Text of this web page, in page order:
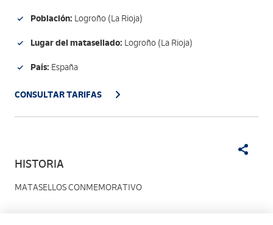
Población: Logroño (La Rioja)
Lugar del matasellado: Logroño (La Rioja)
País: España
CONSULTAR TARIFAS
HISTORIA
MATASELLOS CONMEMORATIVO